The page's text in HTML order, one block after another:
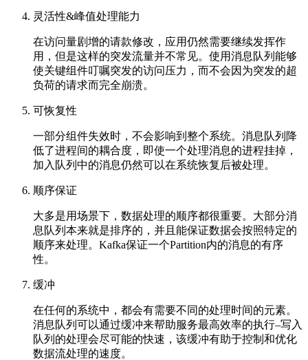
灵活性&峰值处理能力
在访问量剧增的请款修改，应用仍然需要继续发挥作
用，但是这样的突发流量并不常见。使用消息队列能够
使关键组件叮嘱突发的访问压力，而不会因为突发的超
负荷的请求而完全崩溃。
可恢复性
一部分组件失效时，不会影响到整个系统。消息队列降
低了进程间的耦合度，即使一个处理消息的进程挂掉，
加入队列中的消息仍然可以在系统恢复后被处理。
顺序保证
大多是用场景下，数据处理的顺序都很重要。大部分消
息队列本来就是排序的，并且能保证数据会按照特定的
顺序来处理。Kafka保证一个Partition内的消息的有序
性。
缓冲
在任何的系统中，都会有需要不同的处理时间的元素。
消息队列可以通过缓冲来帮助服务最高效率的执行–写入
队列的处理会尽可能的快速，该缓冲有助于控制和优化
数据流处理的速度。